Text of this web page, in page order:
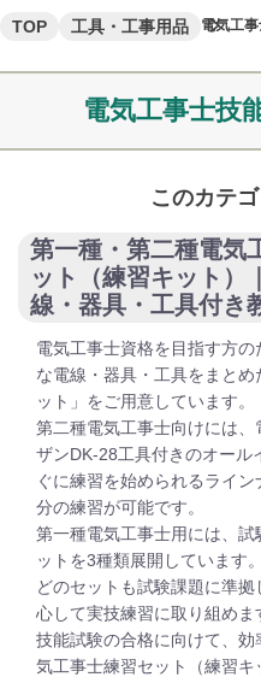
TOP 工具・工事用品 電気工
電気工事士技
このカテ
第一種・第二種電気
ット（練習キット）
線・器具・工具付き
電気工事士資格を目指す方
な電線・器具・工具をまと
ット」をご用意しています。
第二種電気工事士向けには
ザンDK-28工具付きのオール
ぐに練習を始められるライ
分の練習が可能です。
第一種電気工事士用には、
ットを3種類展開しています。
どのセットも試験課題に準
心して実技練習に取り組めま
技能試験の合格に向けて、
気工事士練習セット（練習キ